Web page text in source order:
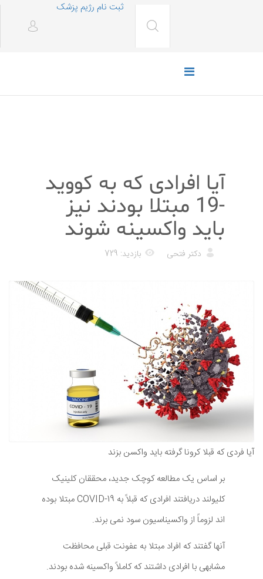
ثبت نام رژیم پزشک
آیا افرادی که به کووید
-19 مبتلا بودند نیز
باید واکسینه شوند
دکتر فتحی بازدید: 729
آیا فردی که قبلا کرونا گرفته باید واکسن بزند
بر اساس یک مطالعه کوچک جدید، محققان کلینیک
کلیولند دریافتند افرادی که قبلاً به COVID-19 مبتلا بوده
اند لزوماً از واکسیناسیون سود نمی برند.
آنها گفتند که افراد مبتلا به عفونت قبلی محافظت
مشابهی با افرادی داشتند که کاملاً واکسینه شده بودند.